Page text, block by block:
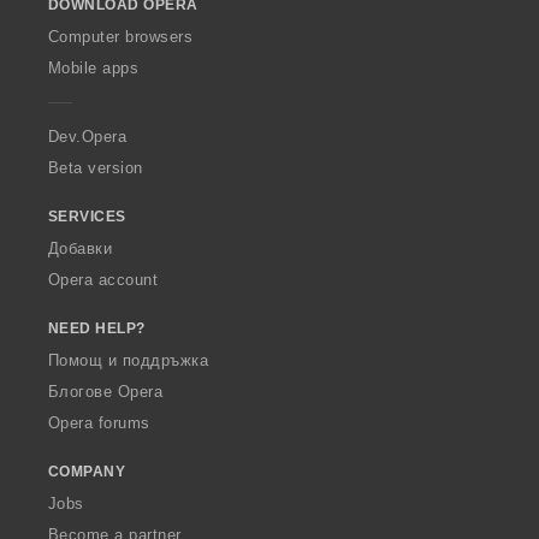
w
O
p
a
DOWNLOAD OPERA
Computer browsers
Mobile apps
Dev.Opera
Beta version
SERVICES
Добавки
Opera account
NEED HELP?
Помощ и поддръжка
Блогове Opera
Opera forums
COMPANY
Jobs
Become a partner